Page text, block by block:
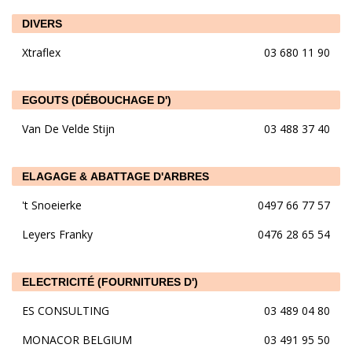
DIVERS
Xtraflex 03 680 11 90
EGOUTS (DÉBOUCHAGE D')
Van De Velde Stijn 03 488 37 40
ELAGAGE & ABATTAGE D'ARBRES
't Snoeierke
0497 66 77 57
Leyers Franky
0476 28 65 54
ELECTRICITÉ (FOURNITURES D')
ES CONSULTING
03 489 04 80
MONACOR BELGIUM
03 491 95 50